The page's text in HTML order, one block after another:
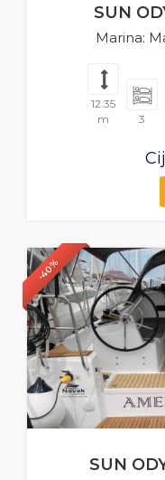
SUN
Marina:
12.35
m
3
-40%
SUN